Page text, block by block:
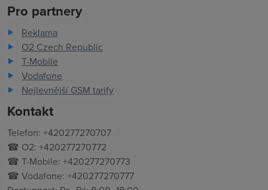
Pro partnery
Reklama
O2 Czech Republic
T-Mobile
Vodafone
Nejlevnější GSM tarify
Kontakt
Telefon: +420277270707
☎ O2: +420277270772
☎ T-Mobile: +420277270773
☎ Vodafone: +420277270777